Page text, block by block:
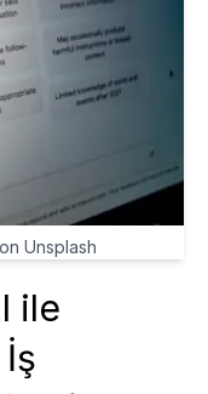
Unsplash
ile